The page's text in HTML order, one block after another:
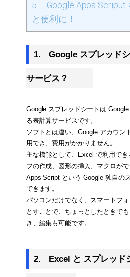
5. Google Apps Scriput
と便利に！
1.　Google スプレッド
サービス？
Google スプレッドシートは
る表計算サービスです。
ソフトとは違い、Google アカウン
用でき、費用がかかりません。
主な機能として、Excel で利用でき
フの作成、図形の挿入、マクロが
Apps Script という Google 独自の
できます。
パソコンだけでなく、スマートフ
とすことで、ちょっとしたときで
き、編集も可能です。
2.　Excel と スプレッド